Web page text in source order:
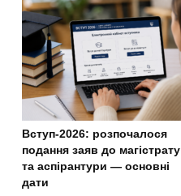
Вступ-2026: розпочалося
подання заяв до
та аспірантури — основні
дати